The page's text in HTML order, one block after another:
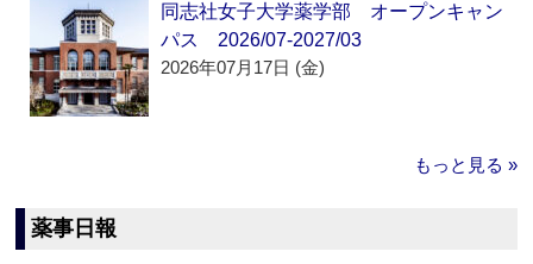
同志社女子大学薬学部 オープンキャン
パス 2026/07-2027/03
2026年07月17日 (金)
もっと見る »
薬事日報